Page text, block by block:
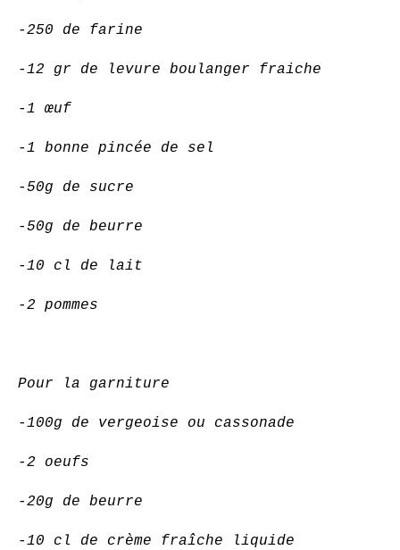
-250 de farine
-12 gr de levure boulanger fraiche
-1 œuf
-1 bonne pincée de sel
-50g de sucre
-50g de beurre
-10 cl de lait
-2 pommes
Pour la garniture
-100g de vergeoise ou cassonade
-2 oeufs
-20g de beurre
-10 cl de crème fraîche liquide